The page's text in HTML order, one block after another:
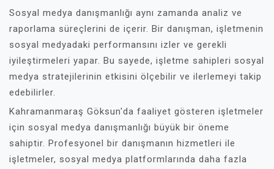
Sosyal medya danışmanlığı aynı zamanda analiz ve
raporlama süreçlerini de içerir. Bir danışman, işletmenin
sosyal medyadaki performansını izler ve gerekli
iyileştirmeleri yapar. Bu sayede, işletme sahipleri sosyal
medya stratejilerinin etkisini ölçebilir ve ilerlemeyi takip
edebilirler.
Kahramanmaraş Göksun'da faaliyet gösteren işletmeler
için sosyal medya danışmanlığı büyük bir öneme
sahiptir. Profesyonel bir danışmanın hizmetleri ile
işletmeler, sosyal medya platformlarında daha fazla